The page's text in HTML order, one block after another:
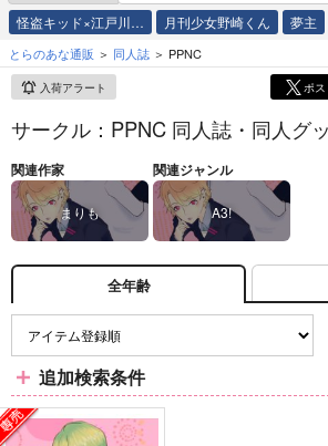
怪盗キッド×江戸川… 月刊少女野崎くん 夢主
とらのあな通販 同人誌 PPNC
入荷アラート ポ
サークル：PPNC 同人誌・同人グ
関連作家
まりも
関連ジャンル
A3!
全年齢
追加検索条件